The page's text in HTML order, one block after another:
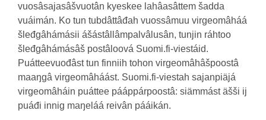
vuosâsajasâšvuotân kyeskee lahâasâttem šadda
vuáimán. Ko tun tubdâttâđah vuossâmuu virgeomâháá
šleđgâhámásii ášástâllâmpalvâlusân, tunjin ráhtoo
šleđgâhámásâš postâloová Suomi.fi-viestáid.
Puátteevuođâst tun finniih tohon virgeomâhâšpoostâ
maaŋgâ virgeomâháást. Suomi.fi-viestah sajanpiäjá
virgeomâháin puáttee pááppárpoostâ: siämmást äšši ij
puáđi innig maŋeláá reivân pááikán.